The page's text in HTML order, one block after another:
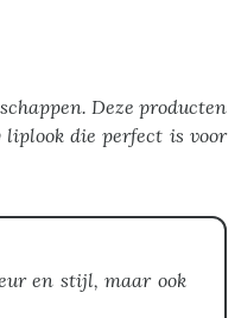
Deze producten
die perfect is voor
en stijl, maar ook